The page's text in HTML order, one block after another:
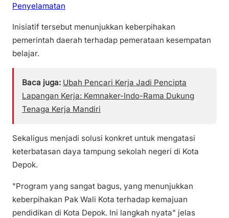
Penyelamatan
Inisiatif tersebut menunjukkan keberpihakan
pemerintah daerah terhadap pemerataan kesempatan
belajar.
Baca juga: Ubah Pencari Kerja Jadi Pencipta
Lapangan Kerja: Kemnaker-Indo-Rama Dukung
Tenaga Kerja Mandiri
Sekaligus menjadi solusi konkret untuk mengatasi
keterbatasan daya tampung sekolah negeri di Kota
Depok.
"Program yang sangat bagus, yang menunjukkan
keberpihakan Pak Wali Kota terhadap kemajuan
pendidikan di Kota Depok. Ini langkah nyata" jelas